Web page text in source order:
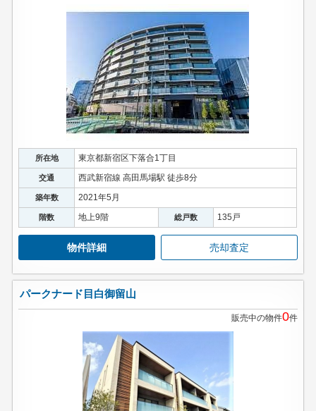
お知らせ
お問い合わせ
来店予約
お気に入り物件
所在地 東京都新宿区下落合1丁目
交通 西武新宿線 高田馬場駅 徒歩8分
築年数 2021年5月
階数 地上9階 総戸数 135戸
物件詳細 売却査定
パークナード目白御留山
販売中の物件0件